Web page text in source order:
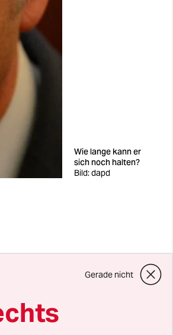
Wie lange kann er
sich noch halten?
Bild: dapd
zu
er das
Gerade nicht